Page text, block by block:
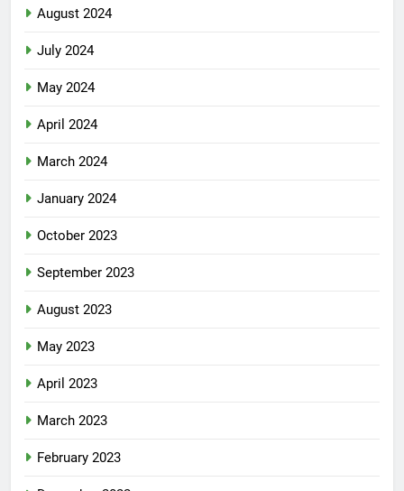
August 2024
July 2024
May 2024
April 2024
March 2024
January 2024
October 2023
September 2023
August 2023
May 2023
April 2023
March 2023
February 2023